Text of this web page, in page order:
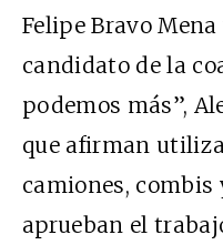
Felipe Bravo Mena
candidato de la
podemos más”,
que afirman
camiones, combis
aprueban el